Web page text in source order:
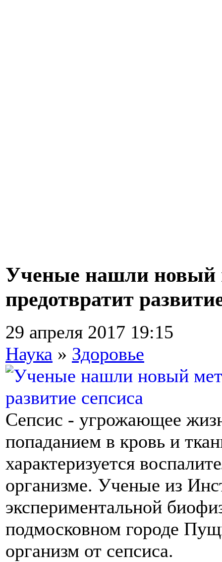
Ученые нашли новый
предотвратит
29 апреля 2017 19:15
Наука » Здоровье
Сепсис - угрожающее
попаданием в кровь и
характеризуется
организме. Ученые из
экспериментальной
подмосковном городе
организм от сепсиса.